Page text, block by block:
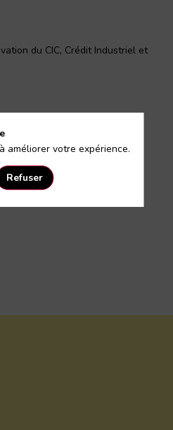
du CIC, Crédit Industriel et
améliorer votre expérience.
Refuser